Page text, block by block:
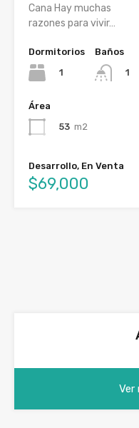
Cana Hay muchas
razones para vivir…
Dormitorios
1
Baños
1
Área
53 m2
Desarrollo, En Venta
$69,000
Ver